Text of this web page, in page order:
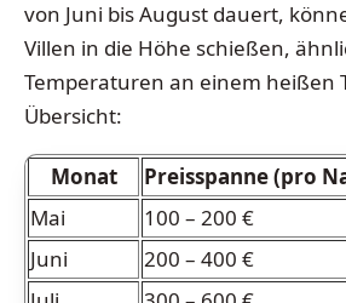
von Juni bis August dauert,
Villen in die Höhe schießen,
Temperaturen an einem heißen
Übersicht:
Monat
Preisspanne (pro
Mai
100 – 200 €
Juni
200 – 400 €